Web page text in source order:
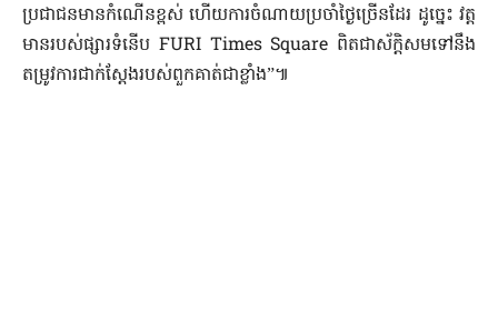
ប្រជាជន​មាន​កំណើន​ខ្ពស់​ ហើយ​ការ​ចំណាយ​ប្រចាំថ្ងៃ​ច្រើន​ដែរ​ ដូច្នេះ​ វត្ត
មាន​របស់​ផ្សារ​ទំនើប​ FURI​ Times​ Square​ ពិតជា​ស័ក្ដិសម​ទៅ​នឹង​
តម្រូវការ​ជាក់ស្ដែង​របស់​ពួកគាត់​ជា​ខ្លាំង​”៕